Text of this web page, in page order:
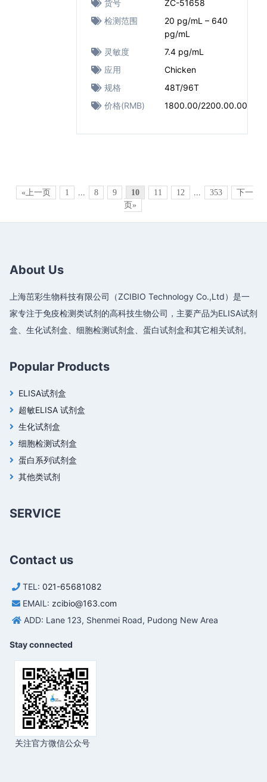
货号
ZC-51658
检测范围
20 pg/mL – 640
pg/mL
灵敏度
7.4 pg/mL
应用
Chicken
规格
48T/96T
价格(RMB)
1800.00/2200.00.00
«上一页 1 ... 8 9 10 11 12 ... 353
下一
页»
About Us
上海茁彩生物科技有限公司（ZCIBIO Technology Co.,Ltd）是一
家专注于免疫检测类试剂的高科技生物公司，主要产品为ELISA试剂
盒、生化试剂盒、细胞检测试剂盒、蛋白试剂盒和其它相关试剂。
Popular Products
ELISA试剂盒
超敏ELISA 试剂盒
生化试剂盒
细胞检测试剂盒
蛋白系列试剂盒
其他类试剂
SERVICE
Contact us
TEL: 021-65681082
EMAIL: zcibio@163.com
ADD: Lane 123, Shenmei Road, Pudong New Area
Stay connected
关注官方微信公众号